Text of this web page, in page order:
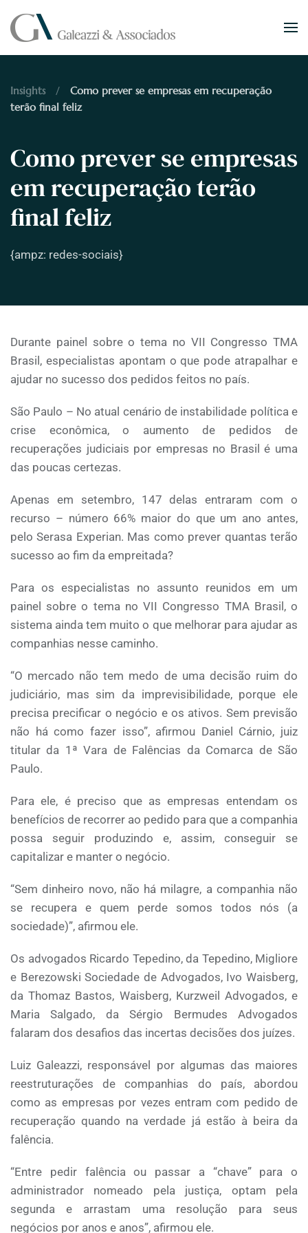
Skip to main content
Insights
Como prever se empresas em recuperação
terão final feliz
Como prever se empresas
em recuperação terão
final feliz
{ampz: redes-sociais}
Durante painel sobre o tema no VII Congresso TMA
Brasil, especialistas apontam o que pode atrapalhar e
ajudar no sucesso dos pedidos feitos no país.
São Paulo – No atual cenário de instabilidade política e
crise econômica, o aumento de pedidos de
recuperações judiciais por empresas no Brasil é uma
das poucas certezas.
Apenas em setembro, 147 delas entraram com o
recurso – número 66% maior do que um ano antes,
pelo Serasa Experian. Mas como prever quantas terão
sucesso ao fim da empreitada?
Para os especialistas no assunto reunidos em um
painel sobre o tema no VII Congresso TMA Brasil, o
sistema ainda tem muito o que melhorar para ajudar as
companhias nesse caminho.
“O mercado não tem medo de uma decisão ruim do
judiciário, mas sim da imprevisibilidade, porque ele
precisa precificar o negócio e os ativos. Sem previsão
não há como fazer isso”, afirmou Daniel Cárnio, juiz
titular da 1ª Vara de Falências da Comarca de São
Paulo.
Para ele, é preciso que as empresas entendam os
benefícios de recorrer ao pedido para que a companhia
possa seguir produzindo e, assim, conseguir se
capitalizar e manter o negócio.
“Sem dinheiro novo, não há milagre, a companhia não
se recupera e quem perde somos todos nós (a
sociedade)”, afirmou ele.
Os advogados Ricardo Tepedino, da Tepedino, Migliore
e Berezowski Sociedade de Advogados, Ivo Waisberg,
da Thomaz Bastos, Waisberg, Kurzweil Advogados, e
Maria Salgado, da Sérgio Bermudes Advogados
falaram dos desafios das incertas decisões dos juízes.
Luiz Galeazzi, responsável por algumas das maiores
reestruturações de companhias do país, abordou
como as empresas por vezes entram com pedido de
recuperação quando na verdade já estão à beira da
falência.
“Entre pedir falência ou passar a “chave” para o
administrador nomeado pela justiça, optam pela
segunda e arrastam uma resolução para seus
negócios por anos e anos”, afirmou ele.